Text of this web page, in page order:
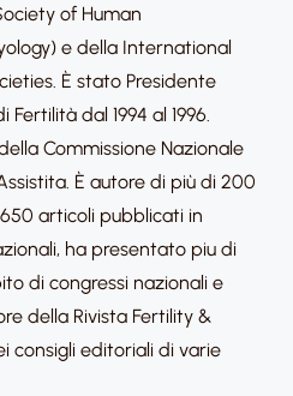
of Human
e della International
È stato Presidente
dal 1994 al 1996.
Commissione Nazionale
È autore di più di 200
articoli pubblicati in
ha presentato piu di
di congressi nazionali e
della Rivista Fertility &
consigli editoriali di varie